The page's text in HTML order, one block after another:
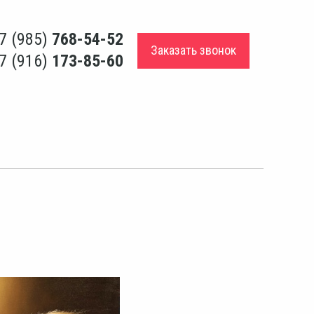
(985) 768-54-52
(916) 173-85-60
Заказать звонок